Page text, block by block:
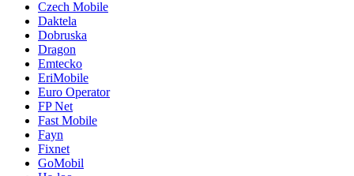
Czech Mobile
Daktela
Dobruska
Dragon
Emtecko
EriMobile
Euro Operator
FP Net
Fast Mobile
Fayn
Fixnet
GoMobil